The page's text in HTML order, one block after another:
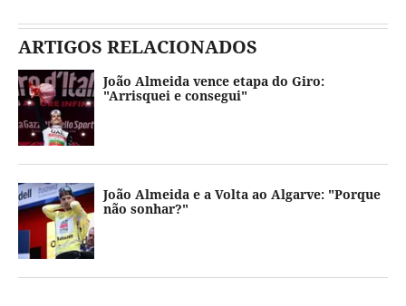
ARTIGOS RELACIONADOS
João Almeida vence etapa do Giro:
"Arrisquei e consegui"
João Almeida e a Volta ao Algarve: "Porque
não sonhar?"